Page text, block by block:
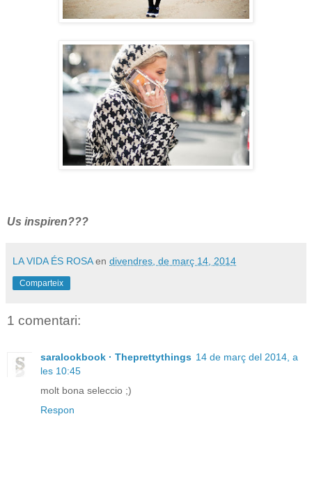
Us inspiren???
LA VIDA ÉS ROSA en divendres, de març 14, 2014
Comparteix
1 comentari:
saralookbook · Theprettythings 14 de març del 2014, a
les 10:45
molt bona seleccio ;)
Respon